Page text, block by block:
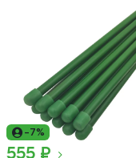
-7%
555 ₽